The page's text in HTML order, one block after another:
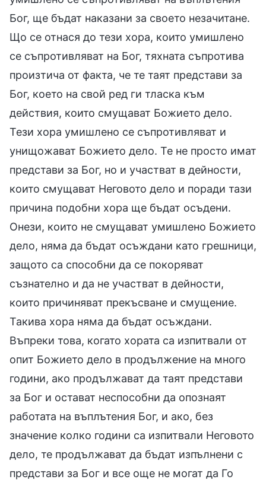
Бог, ще бъдат наказани за своето незачитане.
Що се отнася до тези хора, които умишлено
се съпротивляват на Бог, тяхната съпротива
произтича от факта, че те таят представи за
Бог, което на свой ред ги тласка към
действия, които смущават Божието дело.
Тези хора умишлено се съпротивляват и
унищожават Божието дело. Те не просто имат
представи за Бог, но и участват в дейности,
които смущават Неговото дело и поради тази
причина подобни хора ще бъдат осъдени.
Онези, които не смущават умишлено Божието
дело, няма да бъдат осъждани като грешници,
защото са способни да се покоряват
съзнателно и да не участват в дейности,
които причиняват прекъсване и смущение.
Такива хора няма да бъдат осъждани.
Въпреки това, когато хората са изпитвали от
опит Божието дело в продължение на много
години, ако продължават да таят представи
за Бог и остават неспособни да опознаят
работата на въплътения Бог, и ако, без
значение колко години са изпитвали Неговото
дело, те продължават да бъдат изпълнени с
представи за Бог и все още не могат да Го